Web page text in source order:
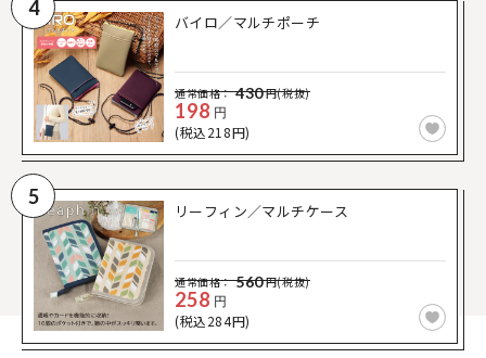
4
バイロ／マルチポーチ
通常価格： 430円(税抜)
198 円
(税込218円)
5
リーフィン／マルチケース
通常価格： 560円(税抜)
258 円
(税込284円)